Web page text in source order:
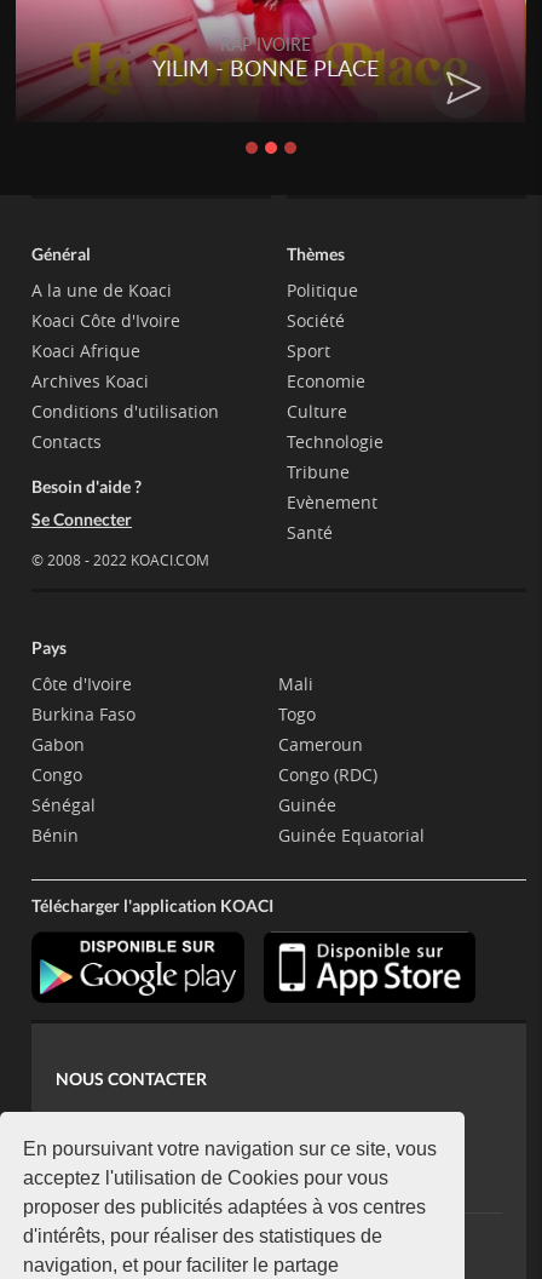
En poursuivant votre navigation sur ce site, vous
acceptez l'utilisation de Cookies pour vous
proposer des publicités adaptées à vos centres
d'intérêts, pour réaliser des statistiques de
navigation, et pour faciliter le partage
RAP IVOIRE
YILIM - BONNE PLACE
Général
A la une de Koaci
Koaci Côte d'Ivoire
Koaci Afrique
Archives Koaci
Conditions d'utilisation
Contacts
Besoin d'aide ?
Se Connecter
© 2008 - 2022 KOACI.COM
Thèmes
Politique
Société
Sport
Economie
Culture
Technologie
Tribune
Evènement
Santé
Pays
Côte d'Ivoire
Burkina Faso
Gabon
Congo
Sénégal
Bénin
Mali
Togo
Cameroun
Congo (RDC)
Guinée
Guinée Equatorial
Télécharger l'application KOACI
NOUS CONTACTER
koaci@yahoo.fr
+225 07 08 85 52 93
NEWSLETTER